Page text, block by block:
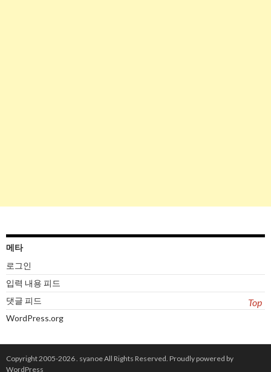
메타
로그인
입력 내용 피드
댓글 피드
WordPress.org
Top
Copyright 2005-2026 . syanoeAll Rights Reserved. Proudly powered by
WordPress